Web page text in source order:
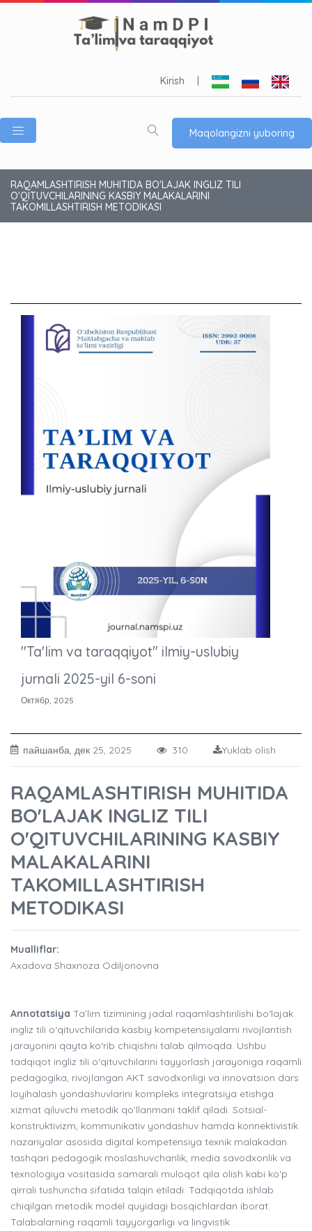
Kirish
Maqolangizni yuboring
RAQAMLASHTIRISH MUHITIDA BO'LAJAK INGLIZ TILI
O'QITUVCHILARINING KASBIY MALAKALARINI
TAKOMILLASHTIRISH METODIKASI
"Ta'lim va taraqqiyot" ilmiy-uslubiy
jurnali 2025-yil 6-soni
Октябр, 2025
пайшанба, дек 25, 2025 310 Yuklab olish
RAQAMLASHTIRISH MUHITIDA
BO'LAJAK INGLIZ TILI
O'QITUVCHILARINING KASBIY
MALAKALARINI
TAKOMILLASHTIRISH
METODIKASI
Mualliflar:
Axadova Shaxnoza Odiljonovna
Annotatsiya Ta’lim tizimining jadal raqamlashtirilishi bo‘lajak
ingliz tili o‘qituvchilarida kasbiy kompetensiyalarni rivojlantish
jarayonini qayta ko‘rib chiqishni talab qilmoqda. Ushbu
tadqiqot ingliz tili o‘qituvchilarini tayyorlash jarayoniga raqamli
pedagogika, rivojlangan AKT savodxonligi va innovatsion dars
loyihalash yondashuvlarini kompleks integratsiya etishga
xizmat qiluvchi metodik qo’llanmani taklif qiladi. Sotsial-
konstruktivizm, kommunikativ yondashuv hamda konnektivistik
nazariyalar asosida digital kompetensiya texnik malakadan
tashqari pedagogik moslashuvchanlik, media savodxonlik va
texnologiya vositasida samarali muloqot qila olish kabi ko‘p
qirrali tushuncha sifatida talqin etiladi. Tadqiqotda ishlab
chiqilgan metodik model quyidagi bosqichlardan iborat:
Talabalarning raqamli tayyorgarligi va lingvistik